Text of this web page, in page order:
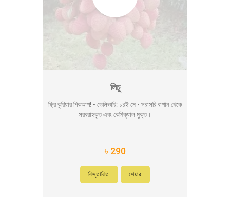
লিচু
ফ্রি কুরিয়ার পিকআপ! • ডেলিভারি: ১৪ই মে • সরাসরি বাগান থেকে
সরবরাহকৃত এবং কেমিক্যাল মুক্ত।
৳ 290
বিস্তারিত শেয়ার